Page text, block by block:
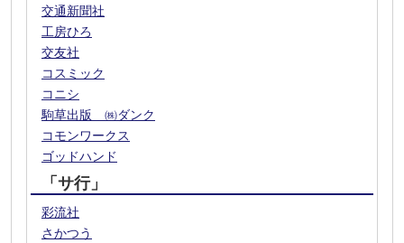
交通新聞社
工房ひろ
交友社
コスミック
コニシ
駒草出版 ㈱ダンク
コモンワークス
ゴッドハンド
「サ行」
彩流社
さかつう